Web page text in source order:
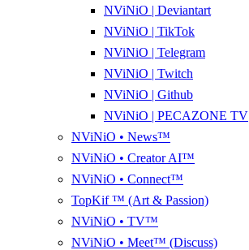
NViNiO | Deviantart
NViNiO | TikTok
NViNiO | Telegram
NViNiO | Twitch
NViNiO | Github
NViNiO | PECAZONE TV
NViNiO • News™
NViNiO • Creator AI™
NViNiO • Connect™
TopKif ™ (Art & Passion)
NViNiO • TV™
NViNiO • Meet™ (Discuss)